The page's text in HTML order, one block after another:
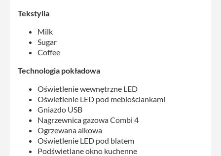
Tekstylia
Milk
Sugar
Coffee
Technologia pokładowa
Oświetlenie wewnętrzne LED
Oświetlenie LED pod meblościankami
Gniazdo USB
Nagrzewnica gazowa Combi 4
Ogrzewana alkowa
Oświetlenie LED pod blatem
Podświetlane okno kuchenne